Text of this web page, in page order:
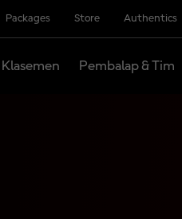
Packages Store Authentics
Klasemen Pembalap & Tim